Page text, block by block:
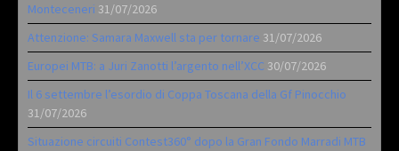
Monteceneri 31/07/2026
Attenzione: Samara Maxwell sta per tornare 31/07/2026
Europei MTB: a Juri Zanotti l’argento nell’XCC 30/07/2026
Il 6 settembre l’esordio di Coppa Toscana della Gf Pinocchio
31/07/2026
Situazione circuiti Contest360° dopo la Gran Fondo Marradi MTB